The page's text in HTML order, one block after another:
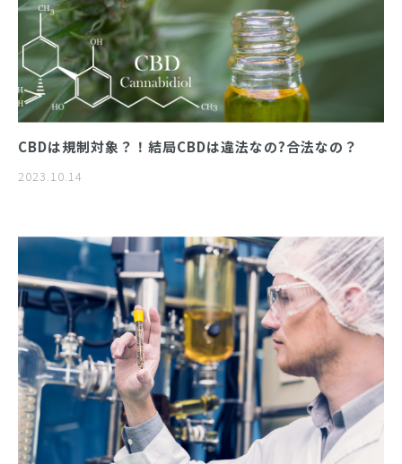
CBDは規制対象？！結局CBDは違法なの?合法なの？
2023.10.14